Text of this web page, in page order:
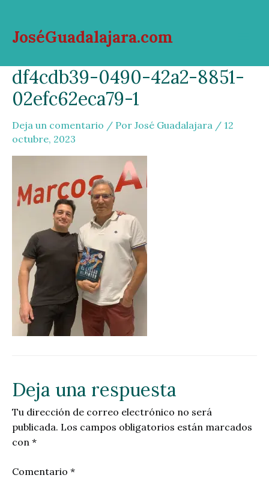
contenido
JoséGuadalajara.com
df4cdb39-0490-42a2-8851-
02efc62eca79-1
Deja un comentario / Por José Guadalajara / 12
octubre, 2023
Deja una respuesta
Tu dirección de correo electrónico no será
publicada. Los campos obligatorios están marcados
con *
Comentario *